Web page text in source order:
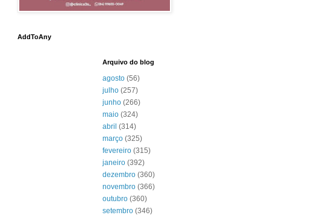
AddToAny
Arquivo do blog
agosto (56)
julho (257)
junho (266)
maio (324)
abril (314)
março (325)
fevereiro (315)
janeiro (392)
dezembro (360)
novembro (366)
outubro (360)
setembro (346)